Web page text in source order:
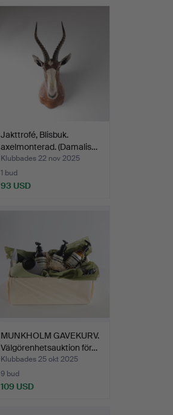
Jakttrofé, Blisbuk.
axelmonterad. (Damalis…
Klubbades 22 nov 2025
1 bud
93 USD
MUNKHOLM GAVEKURV.
Välgörenhetsauktion för…
Klubbades 25 okt 2025
9 bud
109 USD